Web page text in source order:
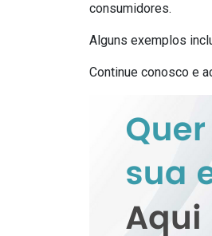
consumidores.
Alguns exemplos
Continue conosco e